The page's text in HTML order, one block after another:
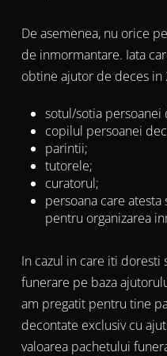
De asemenea, nu orice
de inmormantare. Iata
obtine ajutor de deces in
sotul/sotia persoanei
copilul persoanei
parintii;
tutorele;
curatorul;
persoana care
pentru organizarea
In cazul in care iti doresti
funerare pe baza
am pregatit pentru tine
decontate exclusiv cu
valoarea pachetului